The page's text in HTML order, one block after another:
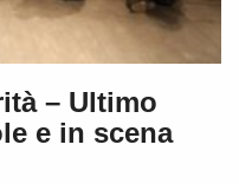
– Ultimo
e in scena